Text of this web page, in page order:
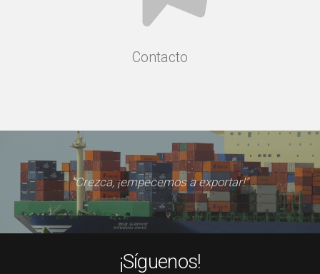
Contacto
"Crezca, ¡empecemos a exportar!"
¡Síguenos!